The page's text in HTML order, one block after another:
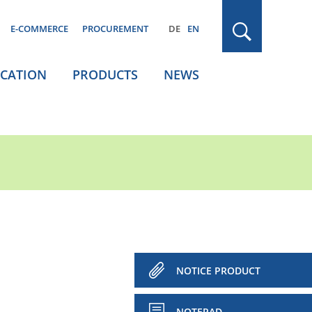
E-COMMERCE PROCUREMENT DE EN
PRODUCTS NEWS
NOTICE PRODUCT